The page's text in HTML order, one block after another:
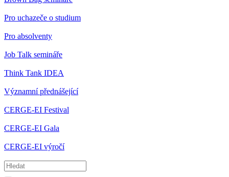
Pro uchazeče o studium
Pro absolventy
Job Talk semináře
Think Tank IDEA
Významní přednášející
CERGE-EI Festival
CERGE-EI Gala
CERGE-EI výročí